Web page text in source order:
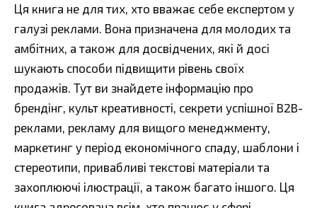
Ця книга не для тих, хто вважає себе експертом у
галузі реклами. Вона призначена для молодих та
амбітних, а також для досвідчених, які й досі
шукають способи підвищити рівень своїх
продажів. Тут ви знайдете інформацію про
брендінг, культ креативності, секрети успішної B2B-
реклами, рекламу для вищого менеджменту,
маркетинг у період економічного спаду, шаблони і
стереотипи, привабливі текстові матеріали та
захоплюючі ілюстрації, а також багато іншого. Ця